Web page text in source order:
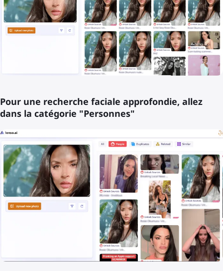
Pour une recherche faciale approfondie, allez
dans la catégorie "Personnes"